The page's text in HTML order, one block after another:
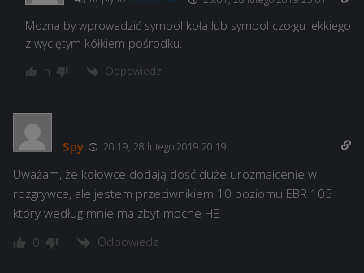
Można by wprowadzić symbol koła lub symbol czołgu lekkiego
z wyciętym kółkiem pośrodku.
0 Odpowiedz
Spy 20:19, 28 lutego 2019 20:19
Uważam, że kołowce dodają dość duże urozmaicenie w
rozgrywce, ale jestem przeciwnikiem 10 poziomu EBR 105
który według mnie ma zbyt mocne HE
0 Odpowiedz